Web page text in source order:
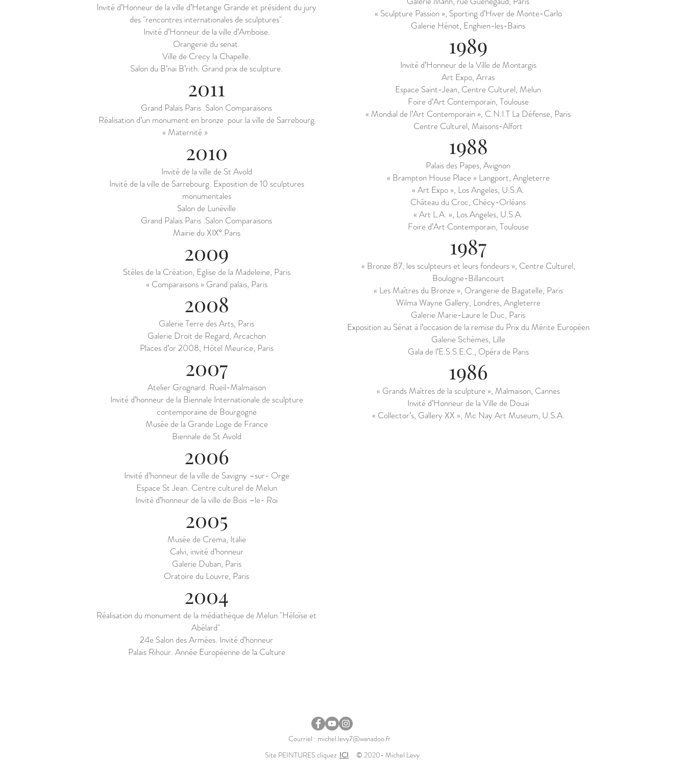
Invité d’Honneur de la ville d’Hetange Grande et président du jury
des "rencontres internationales de sculptures".
Invité d’Honneur de la ville d’Amboise.
Orangerie du senat.
Ville de Crecy la Chapelle.
Salon du B’nai B’rith. Grand prix de sculpture.
2011
Grand Palais Paris .Salon Comparaisons
Réalisation d’un monument en bronze pour la ville de Sarrebourg
« Maternité »
2010
Invité de la ville de St Avold
Invité de la ville de Sarrebourg. Exposition de 10 sculptures
monumentales
Salon de Lunéville
Grand Palais Paris .Salon Comparaisons
Mairie du XIX°.Paris
2009
Stèles de la Création, Eglise de la Madeleine, Paris
« Comparaisons » Grand palais, Paris
2008
Galerie Terre des Arts, Paris
Galerie Droit de Regard, Arcachon
Places d’or 2008, Hôtel Meurice, Paris
2007
Atelier Grognard. Rueil-Malmaison
Invité d’honneur de la Biennale Internationale de sculpture
contemporaine de Bourgogne
Musée de la Grande Loge de France
Biennale de St Avold
2006
Invité d’honneur de la ville de Savigny –sur- Orge
Espace St Jean. Centre culturel de Melun
Invité d’honneur de la ville de Bois –le- Roi
2005
Musée de Crema, Italie
Calvi, invité d’honneur
Galerie Duban, Paris
Oratoire du Louvre, Paris
2004
Réalisation du monument de la médiathèque de Melun "Héloïse et
Abélard"
24e Salon des Armées. Invité d’honneur
Palais Rihour. Année Européenne de la Culture
« Sculpture Passion », Sporting d’Hiver de Monte-Carlo
Galerie Hénot, Enghien-les-Bains
1989
Invité d’Honneur de la Ville de Montargis
Art Expo, Arras
Espace Saint-Jean, Centre Culturel, Melun
Foire d’Art Contemporain, Toulouse
« Mondial de l’Art Contemporain », C.N.I.T La Défense, Paris
Centre Culturel, Maisons-Alfort
1988
Palais des Papes, Avignon
« Brampton House Place » Langport, Angleterre
« Art Expo », Los Angeles, U.S.A.
Château du Croc, Chécy-Orléans
« Art L.A. », Los Angeles, U.S.A.
Foire d’Art Contemporain, Toulouse
1987
« Bronze 87, les sculpteurs et leurs fondeurs », Centre Culturel,
Boulogne-Billancourt
« Les Maîtres du Bronze », Orangerie de Bagatelle, Paris
Wilma Wayne Gallery, Londres, Angleterre
Galerie Marie-Laure le Duc, Paris
Exposition au Sénat à l’occasion de la remise du Prix du Mérite Européen
Galerie Schèmes, Lille
Gala de l’E.S.S.E.C., Opéra de Paris
1986
« Grands Maîtres de la sculpture », Malmaison, Cannes
Invité d’Honneur de la Ville de Douai
« Collector’s, Gallery XX », Mc Nay Art Museum, U.S.A.
Courriel : michel.levy7@wanadoo.fr
Site PEINTURES cliquez ICI © 2020- Michel Levy